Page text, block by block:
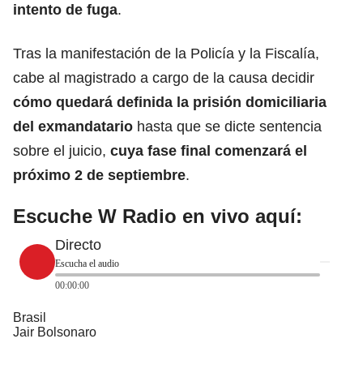
intento de fuga.
Tras la manifestación de la Policía y la Fiscalía,
cabe al magistrado a cargo de la causa decidir
cómo quedará definida la prisión domiciliaria
del exmandatario hasta que se dicte sentencia
sobre el juicio, cuya fase final comenzará el
próximo 2 de septiembre.
Escuche W Radio en vivo aquí:
Directo
Escucha el audio
00:00:00
Brasil
Jair Bolsonaro